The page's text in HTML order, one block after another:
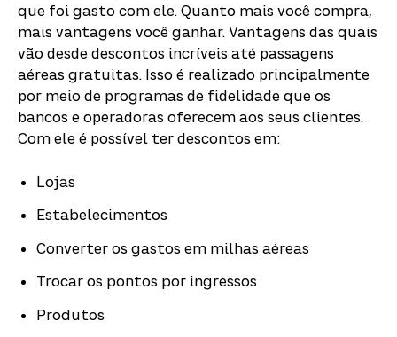
que foi gasto com ele. Quanto mais você compra,
mais vantagens você ganhar. Vantagens das quais
vão desde descontos incríveis até passagens
aéreas gratuitas. Isso é realizado principalmente
por meio de programas de fidelidade que os
bancos e operadoras oferecem aos seus clientes.
Com ele é possível ter descontos em:
Lojas
Estabelecimentos
Converter os gastos em milhas aéreas
Trocar os pontos por ingressos
Produtos